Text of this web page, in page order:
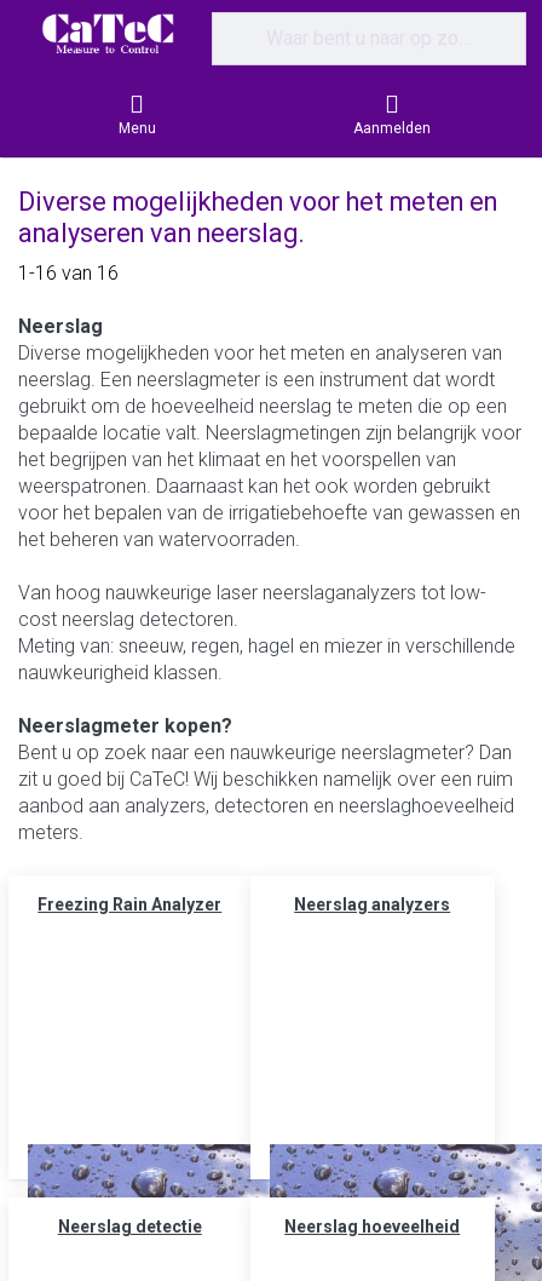
Menu Aanmelden
Diverse mogelijkheden voor het meten en
analyseren van neerslag.
Search results:
1-16 van 16
Neerslag
Diverse mogelijkheden voor het meten en analyseren van
neerslag. Een neerslagmeter is een instrument dat wordt
gebruikt om de hoeveelheid neerslag te meten die op een
bepaalde locatie valt. Neerslagmetingen zijn belangrijk voor
het begrijpen van het klimaat en het voorspellen van
weerspatronen. Daarnaast kan het ook worden gebruikt
voor het bepalen van de irrigatiebehoefte van gewassen en
het beheren van watervoorraden.
Van hoog nauwkeurige laser neerslaganalyzers tot low-
cost neerslag detectoren.
Meting van: sneeuw, regen, hagel en miezer in verschillende
nauwkeurigheid klassen.
Neerslagmeter kopen?
Bent u op zoek naar een nauwkeurige neerslagmeter? Dan
zit u goed bij CaTeC! Wij beschikken namelijk over een ruim
aanbod aan analyzers, detectoren en neerslaghoeveelheid
meters.
Freezing Rain Analyzer Neerslag analyzers
Neerslag detectie Neerslag hoeveelheid